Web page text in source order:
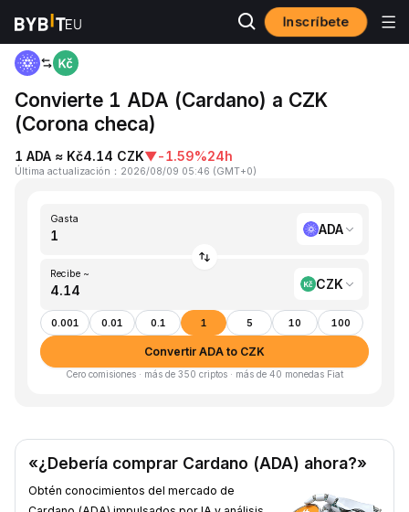
Inscríbete
Inicio ADA to CZK
Convierte 1 ADA (Cardano) a CZK
(Corona checa)
1 ADA ≈ Kč4.14 CZK▼-1.59%24h
Última actualización ： 2026/08/09 05:46 (GMT+0)
Gasta
ADA
Recibe ~
CZK
0.001 0.01 0.1 1 5 10 100
Convertir ADA to CZK
Cero comisiones · más de 350 criptos · más de 40 monedas Fiat
«¿Debería comprar Cardano (ADA) ahora?»
Obtén conocimientos del mercado de